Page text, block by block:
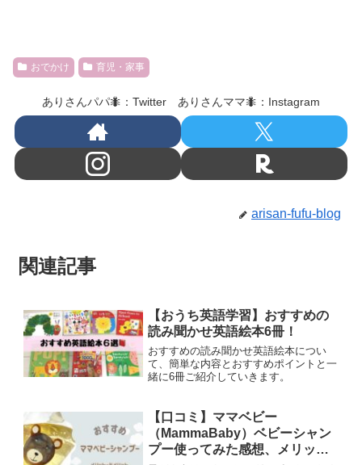
おでかけ 育児・家事
ありさんパパ🐜：Twitter ありさんママ🐜：Instagram
arisan-fufu-blog
関連記事
【おうち英語学習】おすすめの
読み聞かせ英語絵本6冊！
おすすめの読み聞かせ英語絵本につい
て、簡単な内容とおすすめポイントと一
緒に6冊ご紹介していきます。
【口コミ】ママベビー
（MammaBaby）ベビーシャン
プー使ってみた感想、メリッ